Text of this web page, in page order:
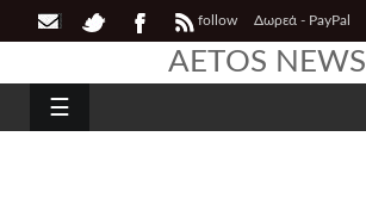
follow Δωρεά - PayPal
AETOS NEWS
☰